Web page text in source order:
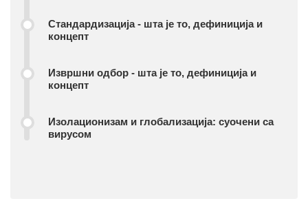
Стандардизација - шта је то, дефиниција и
концепт
Извршни одбор - шта је то, дефиниција и
концепт
Изолационизам и глобализација: суочени са
вирусом